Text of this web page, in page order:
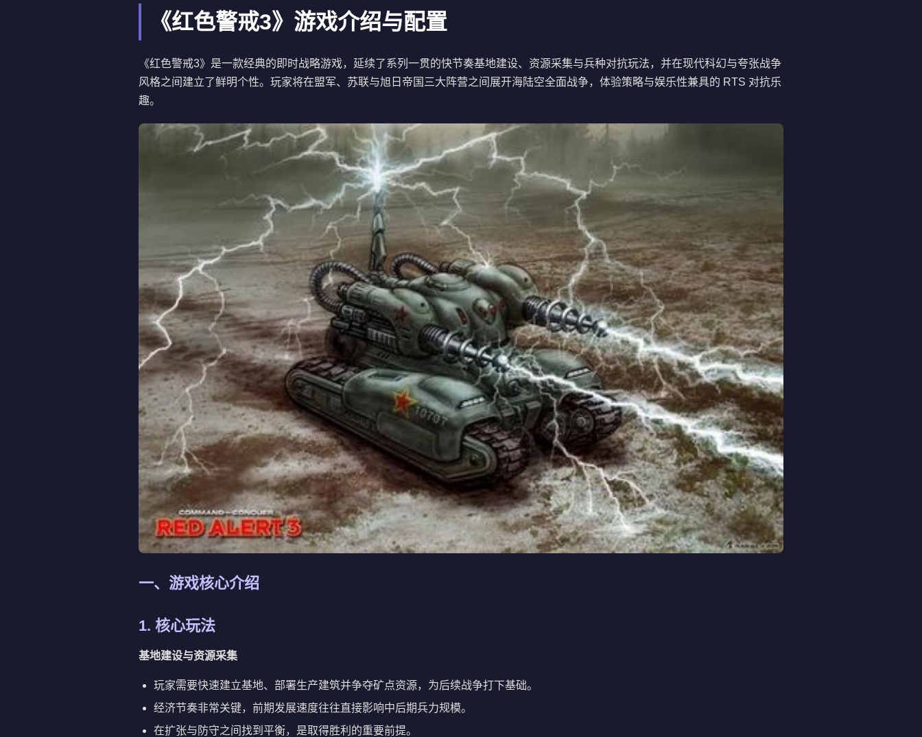
《红色警戒3》游戏介绍与配置
《红色警戒3》是一款经典的即时战略游戏，延续了系列一贯的快节奏基地建设、资源采集与兵种对抗玩法，并在现代科幻与夸张战争
风格之间建立了鲜明个性。玩家将在盟军、苏联与旭日帝国三大阵营之间展开海陆空全面战争，体验策略与娱乐性兼具的 RTS 对抗乐
趣。
一、游戏核心介绍
1. 核心玩法
基地建设与资源采集
玩家需要快速建立基地、部署生产建筑并争夺矿点资源，为后续战争打下基础。
经济节奏非常关键，前期发展速度往往直接影响中后期兵力规模。
在扩张与防守之间找到平衡，是取得胜利的重要前提。